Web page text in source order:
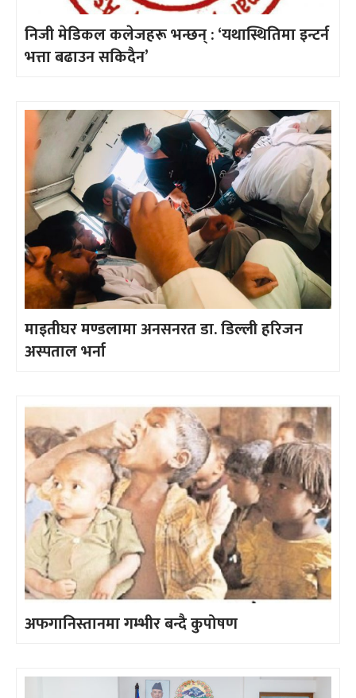
निजी मेडिकल कलेजहरू भन्छन् : ‘यथास्थितिमा इन्टर्न
भत्ता बढाउन सकिदैन’
माइतीघर मण्डलामा अनसनरत डा. डिल्ली हरिजन
अस्पताल भर्ना
अफगानिस्तानमा गम्भीर बन्दै कुपोषण